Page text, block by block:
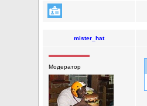
mister_hat
Модератор